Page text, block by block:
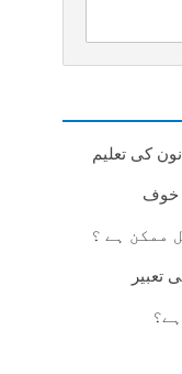
کی تعلیم
خوف
ممکن ہے ؟
تعبیر